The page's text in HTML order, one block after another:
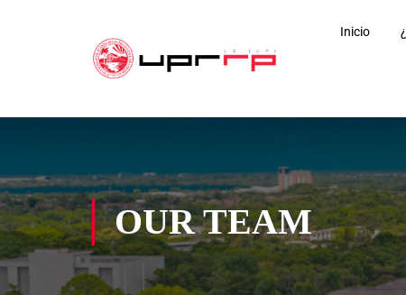
Inicio
OUR TEAM